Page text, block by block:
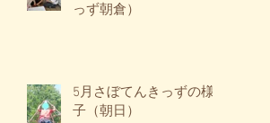
っず朝倉）
5月さぼてんきっずの様
子（朝日）